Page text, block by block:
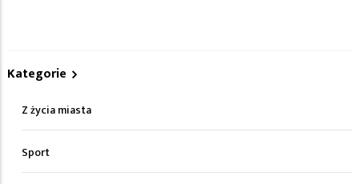
Kategorie
Z życia miasta
Sport